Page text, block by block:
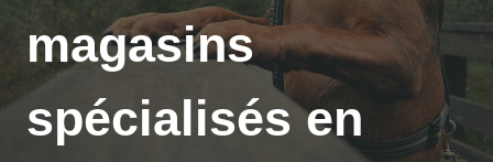
magasins
spécialisés en